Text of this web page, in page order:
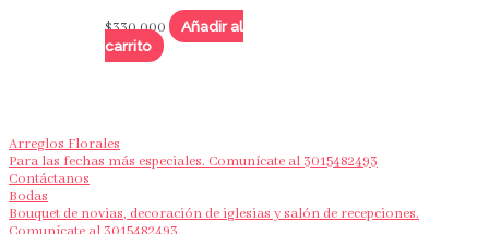
$330,000
Añadir al
carrito
Arreglos Florales
Para las fechas más especiales. Comunícate al 3015482493
Contáctanos
Bodas
Bouquet de novias, decoración de iglesias y salón de recepciones.